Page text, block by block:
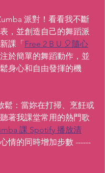
派對！看看我不斷
，並創造自己的舞蹈派
課「Free 2 B U 🎈隨心
注於簡單的舞蹈動作，並
身心和自由發揮的機
鬆：當妳在打掃、烹飪或
著我課堂常用的熱門歌
課 Spotify 播放清
情的同時增加步數 ------